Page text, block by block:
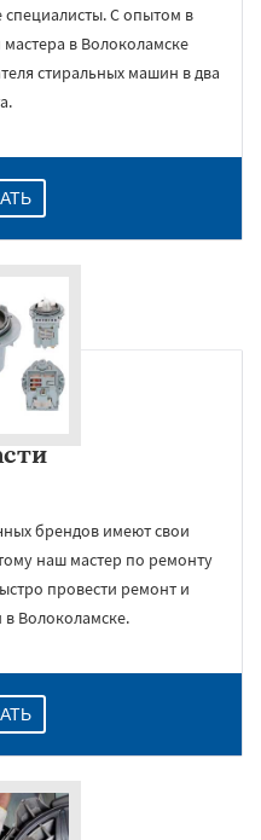
С опытом в
в Волоколамске
стиральных машин в два
брендов имеют свои
наш мастер по ремонту
провести ремонт и
в Волоколамске.